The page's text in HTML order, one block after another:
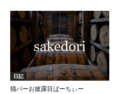
日記
猫バーお披露目ぱーちぃー